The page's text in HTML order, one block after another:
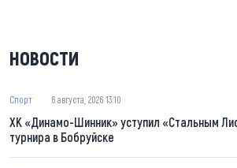
НОВОСТИ
Спорт 6 августа, 2026 13:10
ХК «Динамо-Шинник» уступил «Стальным
турнира в Бобруйске